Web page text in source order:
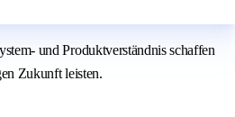
und Produktverständnis schaffen
Zukunft leisten.